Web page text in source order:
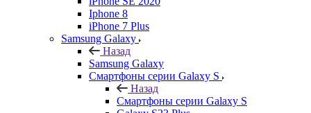
Iphone 8
iPhone 7 Plus
Samsung Galaxy
Назад
Samsung Galaxy
Смартфоны серии Galaxy S
Назад
Смартфоны серии Galaxy S